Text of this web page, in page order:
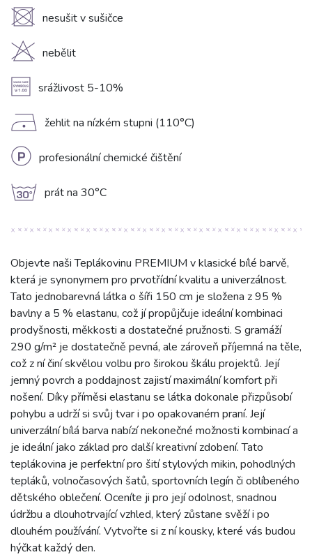
U nesušit v sušičce
H nebělit
A srážlivost 5-10%
D žehlit na nízkém stupni (110°C)
L profesionální chemické čištění
g prát na 30°C
Objevte naši Teplákovinu PREMIUM v klasické bílé barvě,
která je synonymem pro prvotřídní kvalitu a univerzálnost.
Tato jednobarevná látka o šíři 150 cm je složena z 95 %
bavlny a 5 % elastanu, což jí propůjčuje ideální kombinaci
prodyšnosti, měkkosti a dostatečné pružnosti. S gramáží
290 g/m² je dostatečně pevná, ale zároveň příjemná na těle,
což z ní činí skvělou volbu pro širokou škálu projektů. Její
jemný povrch a poddajnost zajistí maximální komfort při
nošení. Díky příměsi elastanu se látka dokonale přizpůsobí
pohybu a udrží si svůj tvar i po opakovaném praní. Její
univerzální bílá barva nabízí nekonečné možnosti kombinací a
je ideální jako základ pro další kreativní zdobení. Tato
teplákovina je perfektní pro šití stylových mikin, pohodlných
tepláků, volnočasových šatů, sportovních legín či oblíbeného
dětského oblečení. Oceníte ji pro její odolnost, snadnou
údržbu a dlouhotrvající vzhled, který zůstane svěží i po
dlouhém používání. Vytvořte si z ní kousky, které vás budou
hýčkat každý den.